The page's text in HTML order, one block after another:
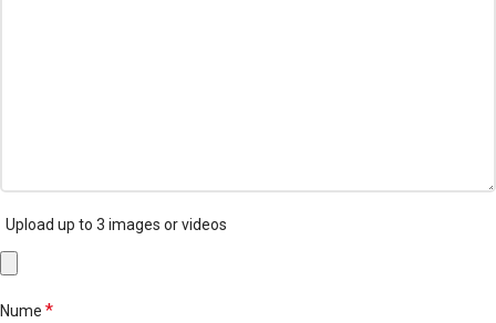
Upload up to 3 images or videos
Nume *